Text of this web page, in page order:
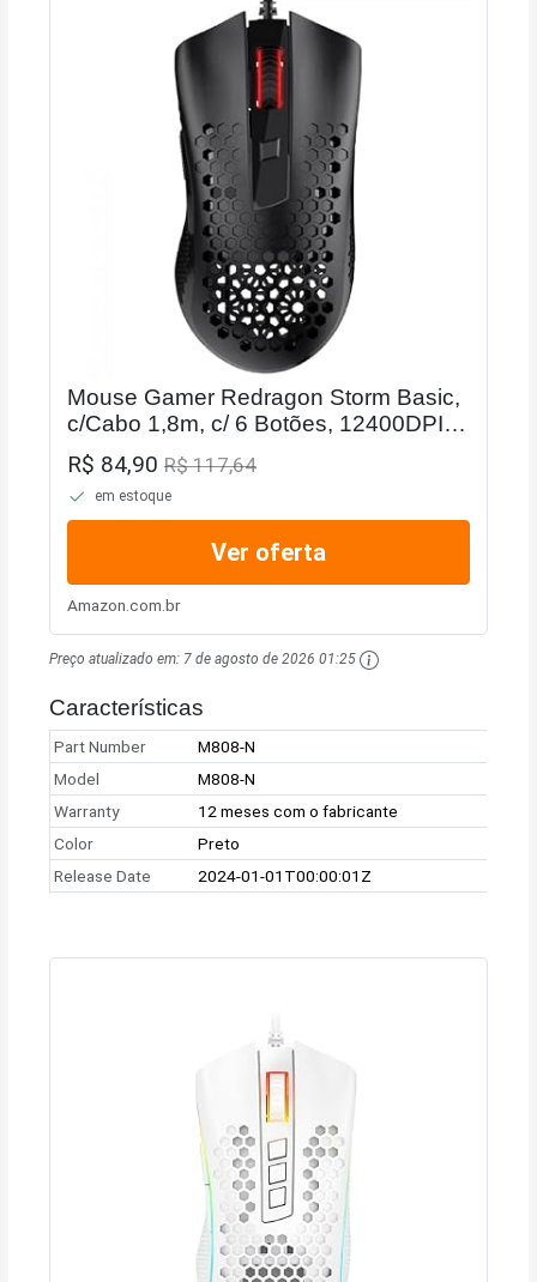
Mouse Gamer Redragon Storm Basic,
c/Cabo 1,8m, c/ 6 Botões, 12400DPI,
Preto - M808-N
R$ 84,90R$ 117,64
em estoque
Ver oferta
Amazon.com.br
Preço atualizado em: 7 de agosto de 2026 01:25
Características
Part Number
M808-N
Model
M808-N
Warranty
12 meses com o fabricante
Color
Preto
Release Date
2024-01-01T00:00:01Z